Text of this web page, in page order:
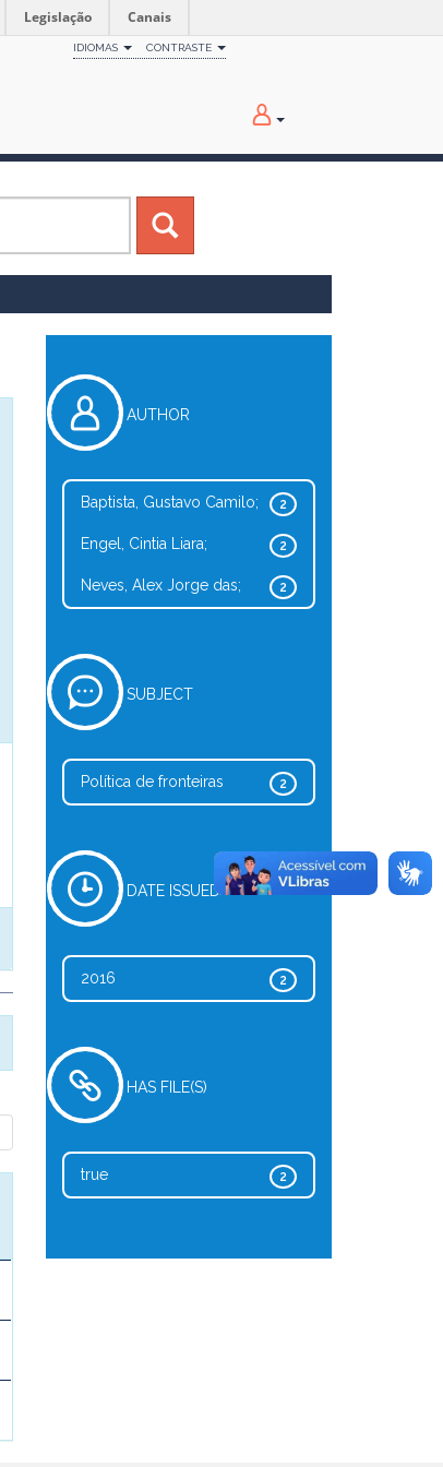
Legislação Canais
IDIOMAS CONTRASTE
AUTHOR
2
Baptista, Gustavo Camilo;
2
Engel, Cintia Liara;
2
Neves, Alex Jorge das;
SUBJECT
2
Política de fronteiras
DATE ISSUED
2
2016
HAS FILE(S)
2
true